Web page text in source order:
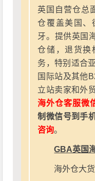
英国自营仓总
仓覆盖美国、
牙。提供英国
仓储，退货换
务，特别适合
国际站及其他
立站卖家和外
海外仓客服微
制微信号到手
咨询。
GBA英国
海外仓大